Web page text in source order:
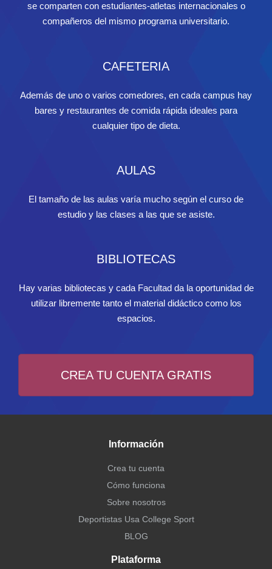
se comparten con estudiantes-atletas internacionales o
compañeros del mismo programa universitario.
CAFETERIA
Además de uno o varios comedores, en cada campus hay
bares y restaurantes de comida rápida ideales para
cualquier tipo de dieta.
AULAS
El tamaño de las aulas varía mucho según el curso de
estudio y las clases a las que se asiste.
BIBLIOTECAS
Hay varias bibliotecas y cada Facultad da la oportunidad de
utilizar libremente tanto el material didáctico como los
espacios.
CREA TU CUENTA GRATIS
Información
Crea tu cuenta
Cómo funciona
Sobre nosotros
Deportistas Usa College Sport
BLOG
Plataforma